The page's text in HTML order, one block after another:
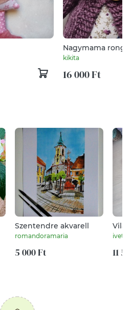
Nagymama
baba, nagyika
kikita
16 000 Ft
Szentendre akvarell
romandoramaria
5 000 Ft 11